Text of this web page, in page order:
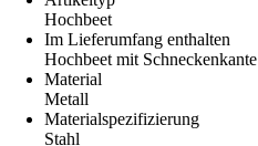
Hochbeet
Im Lieferumfang enthalten
Hochbeet mit Schneckenkante
Material
Metall
Materialspezifizierung
Stahl